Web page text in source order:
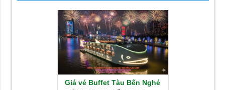
Giá vé Buffet Tàu Bến Nghé